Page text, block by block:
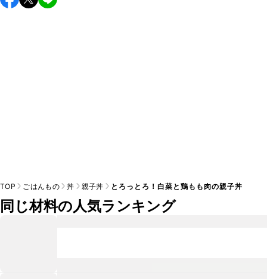
すすめします。
TOP ごはんもの 丼 親子丼 とろっとろ！白菜と鶏もも肉の親子丼
同じ材料の人気ランキング